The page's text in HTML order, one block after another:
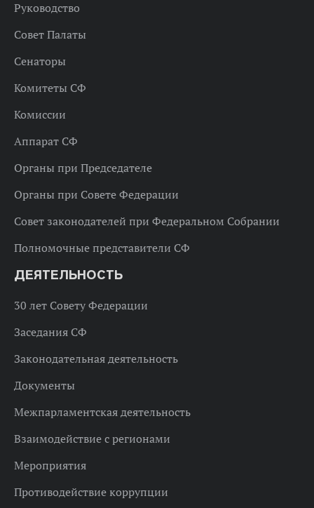
Руководство
Совет Палаты
Сенаторы
Комитеты СФ
Комиссии
Аппарат СФ
Органы при Председателе
Органы при Совете Федерации
Совет законодателей при Федеральном Собрании
Полномочные представители СФ
ДЕЯТЕЛЬНОСТЬ
30 лет Совету Федерации
Заседания СФ
Законодательная деятельность
Документы
Межпарламентская деятельность
Взаимодействие с регионами
Мероприятия
Противодействие коррупции